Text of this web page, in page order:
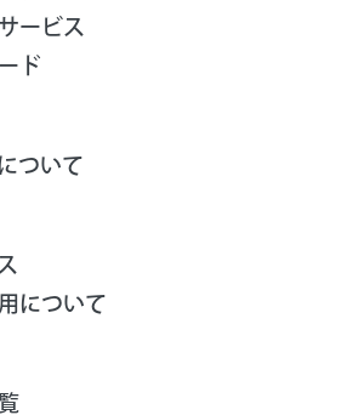
ービス
ド
ついて
について